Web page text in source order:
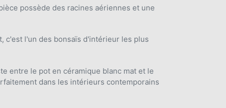
possède des racines aériennes et une
c'est l'un des bonsaïs d'intérieur les plus
entre le pot en céramique blanc mat et le
dans les intérieurs contemporains